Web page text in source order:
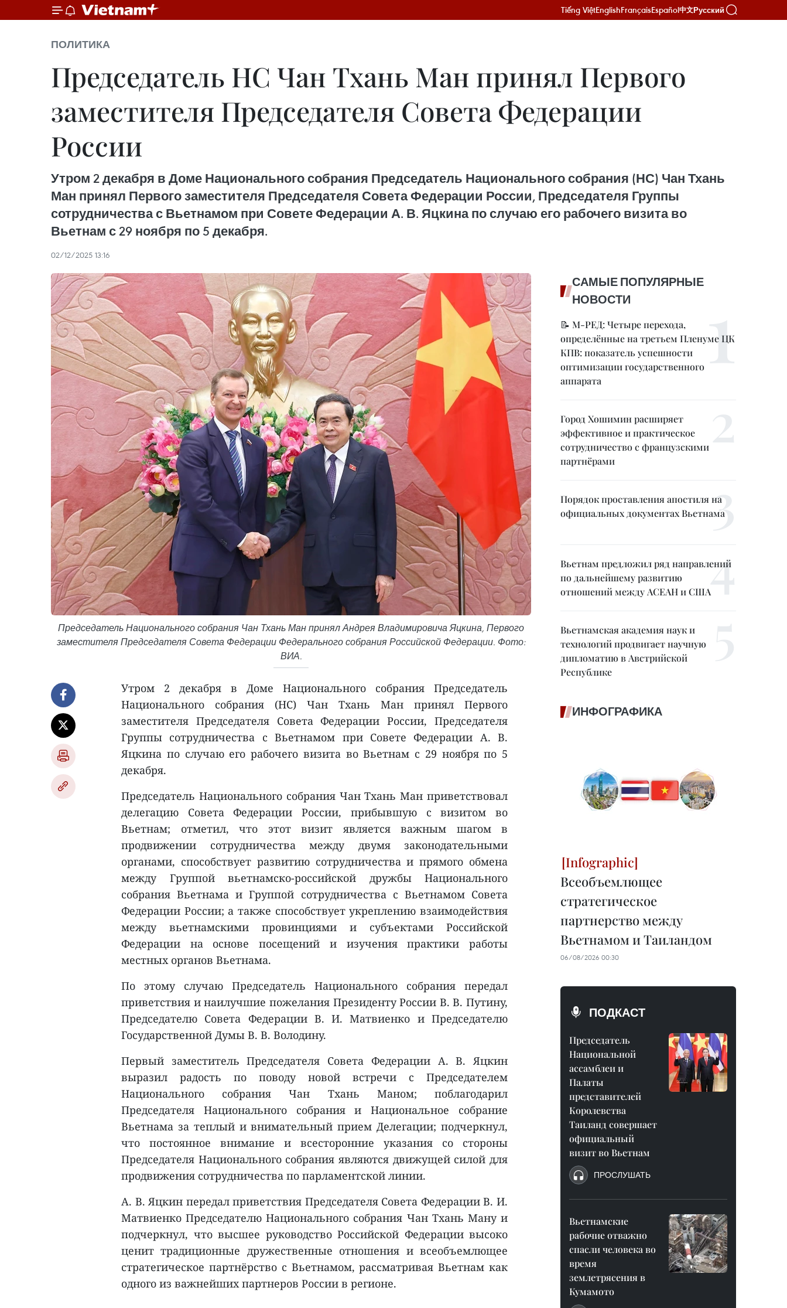
Tiếng ViệtEnglishFrançaisEspañol中文Русский
ПОЛИТИКА
Председатель НС Чан Тхань Ман принял Первого
заместителя Председателя Совета Федерации
России
Утром 2 декабря в Доме Национального собрания Председатель Национального собрания (НС) Чан Тхань
Ман принял Первого заместителя Председателя Совета Федерации России, Председателя Группы
сотрудничества с Вьетнамом при Совете Федерации А. В. Яцкина по случаю его рабочего визита во
Вьетнам с 29 ноября по 5 декабря.
02/12/2025 13:16
Председатель Национального собрания Чан Тхань Ман принял Андрея Владимировича Яцкина, Первого
заместителя Председателя Совета Федерации Федерального собрания Российской Федерации. Фото:
ВИА.
Утром 2 декабря в Доме Национального собрания Председатель
Национального собрания (НС) Чан Тхань Ман принял Первого
заместителя Председателя Совета Федерации России, Председателя
Группы сотрудничества с Вьетнамом при Совете Федерации А. В.
Яцкина по случаю его рабочего визита во Вьетнам с 29 ноября по 5
декабря.
Председатель Национального собрания Чан Тхань Ман приветствовал
делегацию Совета Федерации России, прибывшую с визитом во
Вьетнам; отметил, что этот визит является важным шагом в
продвижении сотрудничества между двумя законодательными
органами, способствует развитию сотрудничества и прямого обмена
между Группой вьетнамско-российской дружбы Национального
собрания Вьетнама и Группой сотрудничества с Вьетнамом Совета
Федерации России; а также способствует укреплению взаимодействия
между вьетнамскими провинциями и субъектами Российской
Федерации на основе посещений и изучения практики работы
местных органов Вьетнама.
По этому случаю Председатель Национального собрания передал
приветствия и наилучшие пожелания Президенту России В. В. Путину,
Председателю Совета Федерации В. И. Матвиенко и Председателю
Государственной Думы В. В. Володину.
Первый заместитель Председателя Совета Федерации А. В. Яцкин
выразил радость по поводу новой встречи с Председателем
Национального собрания Чан Тхань Маном; поблагодарил
Председателя Национального собрания и Национальное собрание
Вьетнама за теплый и внимательный прием Делегации; подчеркнул,
что постоянное внимание и всесторонние указания со стороны
Председателя Национального собрания являются движущей силой для
продвижения сотрудничества по парламентской линии.
А. В. Яцкин передал приветствия Председателя Совета Федерации В. И.
Матвиенко Председателю Национального собрания Чан Тхань Ману и
подчеркнул, что высшее руководство Российской Федерации высоко
ценит традиционные дружественные отношения и всеобъемлющее
стратегическое партнёрство с Вьетнамом, рассматривая Вьетнам как
одного из важнейших партнеров России в регионе.
САМЫЕ ПОПУЛЯРНЫЕ
НОВОСТИ
📝 М-РЕД: Четыре перехода,
определённые на третьем Пленуме ЦК
КПВ: показатель успешности
оптимизации государственного
аппарата
Город Хошимин расширяет
эффективное и практическое
сотрудничество с французскими
партнёрами
Порядок проставления апостиля на
официальных документах Вьетнама
Вьетнам предложил ряд направлений
по дальнейшему развитию
отношений между АСЕАН и США
Вьетнамская академия наук и
технологий продвигает научную
дипломатию в Австрийской
Республике
ИНФОГРАФИКА
Всеобъемлющее
стратегическое
партнерство между
Вьетнамом и Таиландом
06/08/2026 00:30
ПОДКАСТ
Председатель
Национальной
ассамблеи и
Палаты
представителей
Королевства
Таиланд совершает
официальный
визит во Вьетнам
ПРОСЛУШАТЬ
Вьетнамские
рабочие отважно
спасли человека во
время
землетрясения в
Кумамото